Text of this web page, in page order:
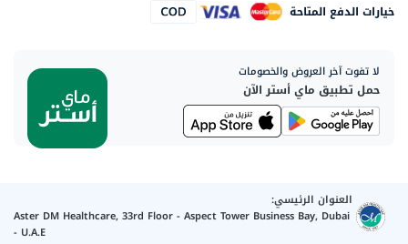
خيارات الدفع المتاحة
لا تفوت آخر العروض والخصومات
حمل تطبيق ماي أستر الآن
العنوان الرئيسي:
Aster DM Healthcare, 33rd Floor - Aspect Tower Business Bay, Dubai
- U.A.E